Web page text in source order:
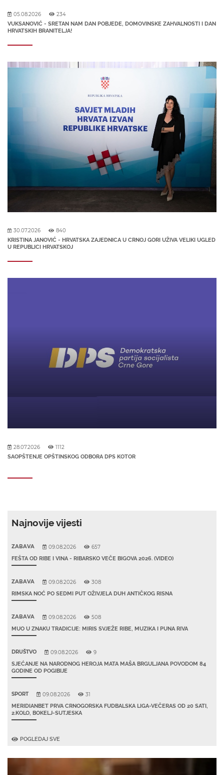
05.08.2026 234
VUKSANOVIĆ - SRETAN NAM DAN POBJEDE, DOMOVINSKE ZAHVALNOSTI I DAN
HRVATSKIH BRANITELJA!
30.07.2026 840
KRISTINA JANOVIĆ - HRVATSKA ZAJEDNICA U CRNOJ GORI UŽIVA VELIKI UGLED
U REPUBLICI HRVATSKOJ
28.07.2026 1112
SAOPŠTENJE OPŠTINSKOG ODBORA DPS KOTOR
Najnovije vijesti
ZABAVA 09.08.2026 657
FEŠTA OD RIBE I VINA - RIBARSKO VEČE BIGOVA 2026. (VIDEO)
ZABAVA 09.08.2026 308
RIMSKA NOĆ PO SEDMI PUT OŽIVJELA DUH ANTIČKOG RISNA
ZABAVA 09.08.2026 508
MUO U ZNAKU TRADICIJE: MIRIS SVJEŽE RIBE, MUZIKA I PUNA RIVA
DRUŠTVO 09.08.2026 9
SJEĆANJE NA NARODNOG HEROJA MATA MAŠA BRGULJANA POVODOM 84
GODINE OD POGIBIJE
SPORT 09.08.2026 31
MERIDIANBET PRVA CRNOGORSKA FUDBALSKA LIGA-VEČERAS OD 20 SATI,
2.KOLO, BOKELJ-SUTJESKA
POGLEDAJ SVE